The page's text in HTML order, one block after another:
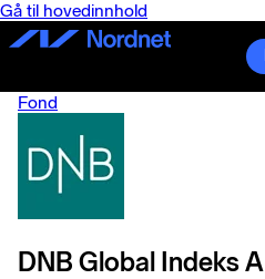
Gå til hovedinnhold
Fond
DNB Global Indeks A